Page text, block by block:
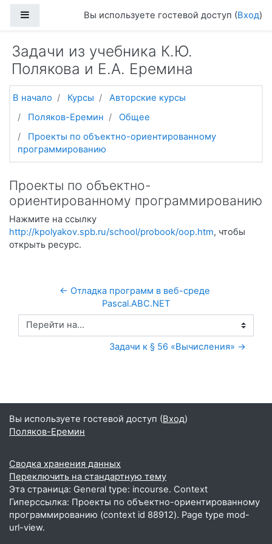
Боковая панельВы используете гостевой доступ (Вход)
Задачи из учебника К.Ю.
Полякова и Е.А. Еремина
В начало Курсы
Авторские курсы
Поляков-Еремин
Общее
Проекты по объектно-ориентированному
программированию
Проекты по объектно-
ориентированному программированию
Нажмите на ссылку
http://kpolyakov.spb.ru/school/probook/oop.htm, чтобы
открыть ресурс.
← Отладка программ в веб-среде
Pascal.ABC.NET
Перейти на...
Задачи к § 56 «Вычисления» →
Вы используете гостевой доступ (Вход)
Поляков-Еремин
Сводка хранения данных
Переключить на стандартную тему
Эта страница: General type: incourse. Context
Гиперссылка: Проекты по объектно-ориентированному
программированию (context id 88912). Page type mod-
url-view.